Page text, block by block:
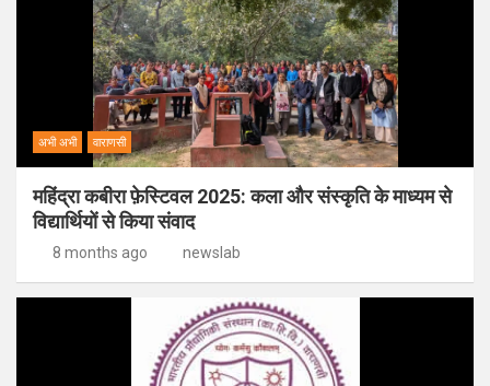
अभी अभी वाराणसी
महिंद्रा कबीरा फ़ेस्टिवल 2025: कला और संस्कृति के माध्यम से
विद्यार्थियों से किया संवाद
8 months ago newslab